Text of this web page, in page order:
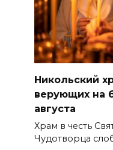
Никольский
верующих на
августа
Храм в честь
Чудотворца